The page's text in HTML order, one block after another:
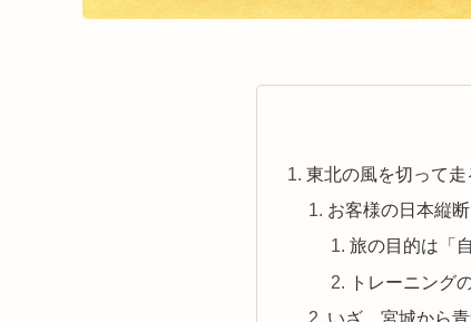
東北の風を切って
お客様の日本縦
旅の目的は「
トレーニング
いざ、宮城から